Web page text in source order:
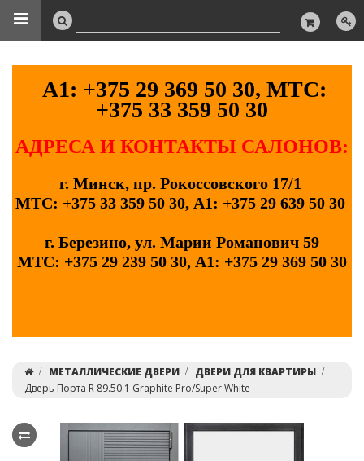
А1: +375 29 369 50 30, МТС:
+375 33 359 50 30
АДРЕСА И КОНТАКТЫ САЛОНОВ:
г. Минск, пр. Рокоссовского 17/1
МТС: +375 33 359 50 30, А1: +375 29 639 50 30
г. Березино, ул. Марии Романович 59
МТС: +375 29 239 50 30, А1: +375 29 369 50 30
МЕТАЛЛИЧЕСКИЕ ДВЕРИ
ДВЕРИ ДЛЯ КВАРТИРЫ
Дверь Порта R 89.50.1 Graphite Pro/Super White